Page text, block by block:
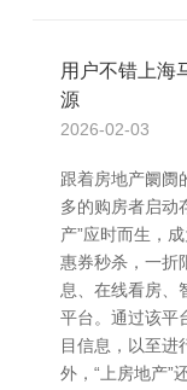
用户不错上海
源
2026-02-03
跟着房地产阛阓
多的购房者启动
产”应时而生，
惠券秒杀，一折
息、在线看房、
平台。通过该平
目信息，以至进
外，“上房地产”